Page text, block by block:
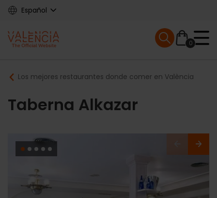
Skip
content
Español
Main
navigation
0
Mobile menu
Breadcrumb
Los mejores restaurantes donde comer en València
Taberna Alkazar